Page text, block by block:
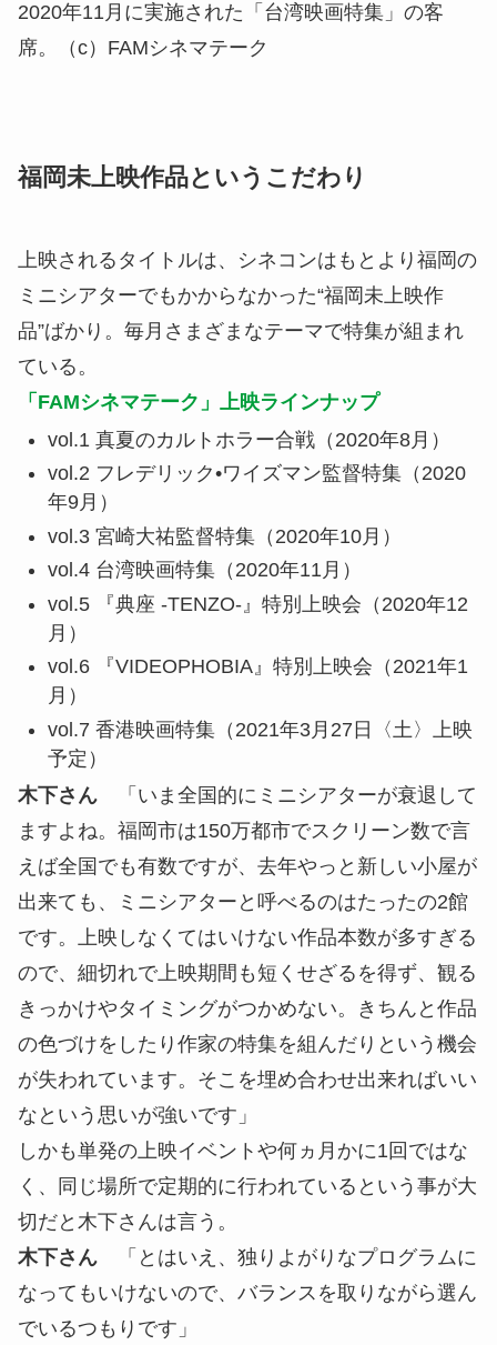
2020年11月に実施された「台湾映画特集」の客
席。（c）FAMシネマテーク
福岡未上映作品というこだわり
上映されるタイトルは、シネコンはもとより福岡の
ミニシアターでもかからなかった“福岡未上映作
品”ばかり。毎月さまざまなテーマで特集が組まれ
ている。
「FAMシネマテーク」上映ラインナップ
vol.1 真夏のカルトホラー合戦（2020年8月）
vol.2 フレデリック•ワイズマン監督特集（2020
年9月）
vol.3 宮崎大祐監督特集（2020年10月）
vol.4 台湾映画特集（2020年11月）
vol.5 『典座 -TENZO-』特別上映会（2020年12
月）
vol.6 『VIDEOPHOBIA』特別上映会（2021年1
月）
vol.7 香港映画特集（2021年3月27日〈土〉上映
予定）
木下さん
「いま全国的にミニシアターが衰退して
ますよね。福岡市は150万都市でスクリーン数で言
えば全国でも有数ですが、去年やっと新しい小屋が
出来ても、ミニシアターと呼べるのはたったの2館
です。上映しなくてはいけない作品本数が多すぎる
ので、細切れで上映期間も短くせざるを得ず、観る
きっかけやタイミングがつかめない。きちんと作品
の色づけをしたり作家の特集を組んだりという機会
が失われています。そこを埋め合わせ出来ればいい
なという思いが強いです」
しかも単発の上映イベントや何ヵ月かに1回ではな
く、同じ場所で定期的に行われているという事が大
切だと木下さんは言う。
木下さん
「とはいえ、独りよがりなプログラムに
なってもいけないので、バランスを取りながら選ん
でいるつもりです」